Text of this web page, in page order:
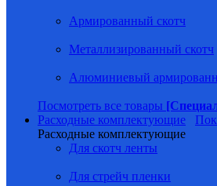
Армированный скотч
Металлизированный скотч
Алюминиевый
Посмотреть все товары
Расходные комплектующие
Расходные комплектующие
Для скотч ленты
Для стрейч пленки